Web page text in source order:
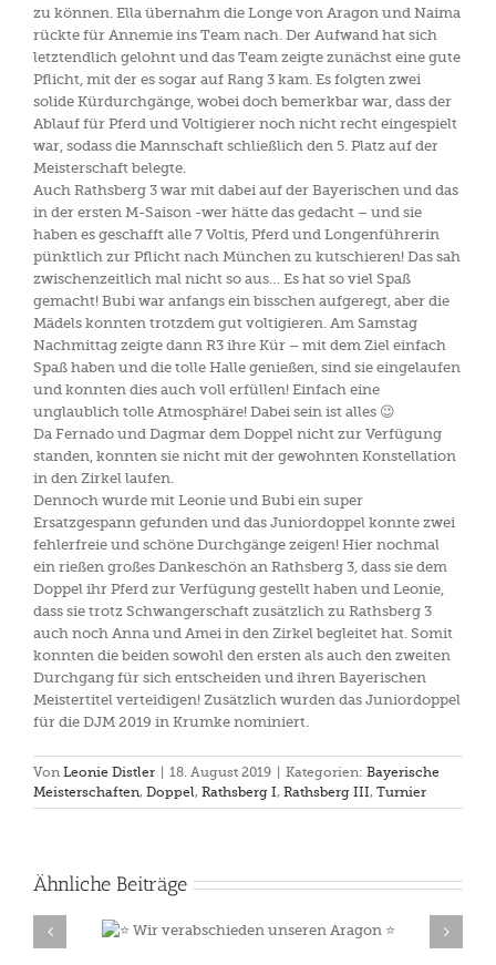
zu können. Ella übernahm die Longe von Aragon und Naima
rückte für Annemie ins Team nach. Der Aufwand hat sich
letztendlich gelohnt und das Team zeigte zunächst eine gute
Pflicht, mit der es sogar auf Rang 3 kam. Es folgten zwei
solide Kürdurchgänge, wobei doch bemerkbar war, dass der
Ablauf für Pferd und Voltigierer noch nicht recht eingespielt
war, sodass die Mannschaft schließlich den 5. Platz auf der
Meisterschaft belegte.
Auch Rathsberg 3 war mit dabei auf der Bayerischen und das
in der ersten M-Saison -wer hätte das gedacht – und sie
haben es geschafft alle 7 Voltis, Pferd und Longenführerin
pünktlich zur Pflicht nach München zu kutschieren! Das sah
zwischenzeitlich mal nicht so aus… Es hat so viel Spaß
gemacht! Bubi war anfangs ein bisschen aufgeregt, aber die
Mädels konnten trotzdem gut voltigieren. Am Samstag
Nachmittag zeigte dann R3 ihre Kür – mit dem Ziel einfach
Spaß haben und die tolle Halle genießen, sind sie eingelaufen
und konnten dies auch voll erfüllen! Einfach eine
unglaublich tolle Atmosphäre! Dabei sein ist alles 😉
Da Fernado und Dagmar dem Doppel nicht zur Verfügung
standen, konnten sie nicht mit der gewohnten Konstellation
in den Zirkel laufen.
Dennoch wurde mit Leonie und Bubi ein super
Ersatzgespann gefunden und das Juniordoppel konnte zwei
fehlerfreie und schöne Durchgänge zeigen! Hier nochmal
ein rießen großes Dankeschön an Rathsberg 3, dass sie dem
Doppel ihr Pferd zur Verfügung gestellt haben und Leonie,
dass sie trotz Schwangerschaft zusätzlich zu Rathsberg 3
auch noch Anna und Amei in den Zirkel begleitet hat. Somit
konnten die beiden sowohl den ersten als auch den zweiten
Durchgang für sich entscheiden und ihren Bayerischen
Meistertitel verteidigen! Zusätzlich wurden das Juniordoppel
für die DJM 2019 in Krumke nominiert.
Von Leonie Distler | 18. August 2019 | Kategorien: Bayerische
Meisterschaften, Doppel, Rathsberg I, Rathsberg III, Turnier
Ähnliche Beiträge
Deutsche Jugendmeisterschaften